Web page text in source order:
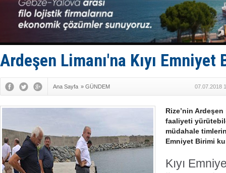
Derince,
Tüpraş,
İTU AUV,
LNG
PROYAD,
Türk
Ardeşen Limanı'na Kıyı
Ana Sayfa » GÜNDEM 07.07.2018
Rize’nin
faaliyeti
müdahale
Emniyet Birimi
Kıyı